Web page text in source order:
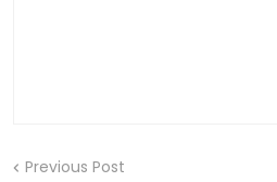
Previous Post